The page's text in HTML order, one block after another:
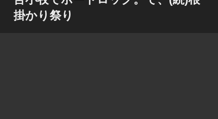
日:
掛かり祭り